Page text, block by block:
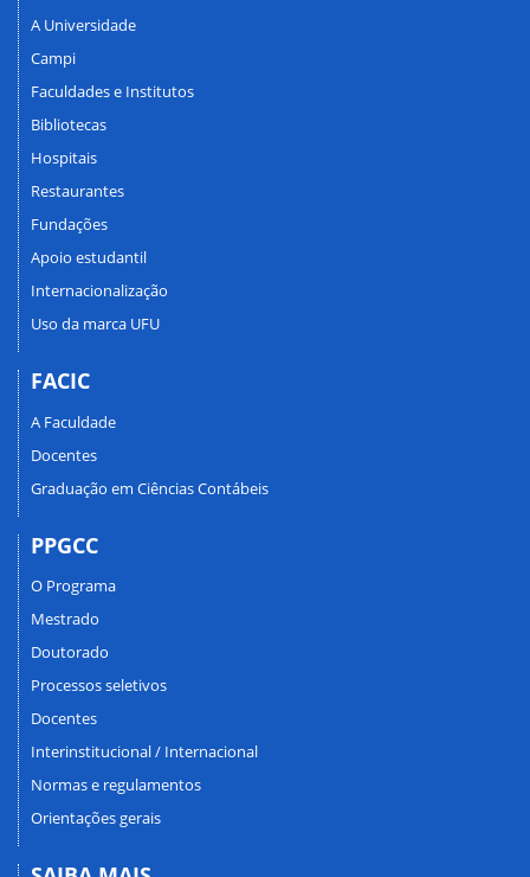
A Universidade
Campi
Faculdades e Institutos
Bibliotecas
Hospitais
Restaurantes
Fundações
Apoio estudantil
Internacionalização
Uso da marca UFU
FACIC
A Faculdade
Docentes
Graduação em Ciências Contábeis
PPGCC
O Programa
Mestrado
Doutorado
Processos seletivos
Docentes
Interinstitucional / Internacional
Normas e regulamentos
Orientações gerais